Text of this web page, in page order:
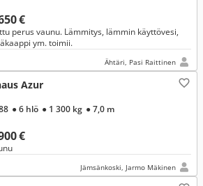
€
perus vaunu. Lämmitys, lämmin käyttövesi,
ym. toimii.
Ähtäri, Pasi Raittinen
Azur
€
● 6 hlö ● 1 300 kg ● 7,0 m
Jämsänkoski, Jarmo Mäkinen